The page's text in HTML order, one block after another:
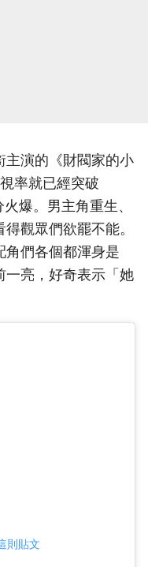
主演的《財閥家的小
率就已經突破
爆。男主角重生、
觀眾們欲罷不能。
角們各個都渾身是
一亮，好奇表示「她
則貼文